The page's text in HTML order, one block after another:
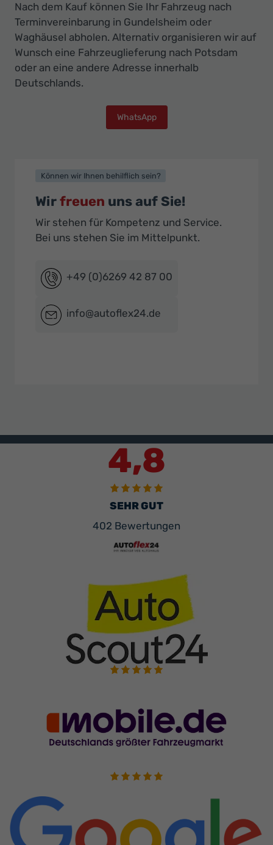
Nach dem Kauf können Sie Ihr Fahrzeug nach
Terminvereinbarung in Gundelsheim oder
Waghäusel abholen. Alternativ organisieren wir auf
Wunsch eine Fahrzeuglieferung nach Potsdam
oder an eine andere Adresse innerhalb
Deutschlands.
WhatsApp
Können wir Ihnen behilflich sein?
Wirfreuen uns auf Sie!
Wir stehen für Kompetenz und Service.
Bei uns stehen Sie im Mittelpunkt.
+49 (0)6269 42 87 00
info@autoflex24.de
4,8
SEHR GUT
402 Bewertungen